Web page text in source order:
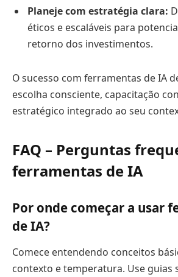
Planeje com estratégia clara:
éticos e escaláveis para
retorno dos investimentos.
O sucesso com ferramentas de IA
escolha consciente, capacitação
estratégico integrado ao seu
FAQ – Perguntas
ferramentas de IA
Por onde começar a usar
de IA?
Comece entendendo conceitos
contexto e temperatura. Use guias